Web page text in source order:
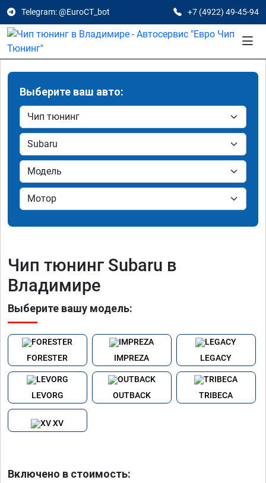
Telegram: @EuroCT_bot +7 (4922) 49-45-94
Выберите ваш авто:
Чип тюнинг Subaru в
Владимире
Выберите вашу модель:
FORESTER IMPREZA LEGACY
LEVORG OUTBACK TRIBECA
XV
Включено в стоимость: